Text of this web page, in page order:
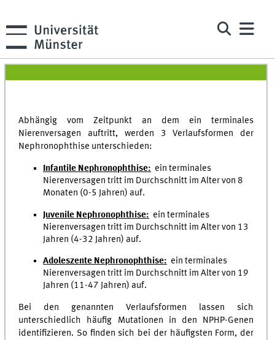
Abhängig vom Zeitpunkt an dem ein terminales
Nierenversagen auftritt, werden 3 Verlaufsformen der
Nephronophthise unterschieden:
Infantile Nephronophthise: ein terminales
Nierenversagen tritt im Durchschnitt im Alter von 8
Monaten (0-5 Jahren) auf.
Juvenile Nephronophthise: ein terminales
Nierenversagen tritt im Durchschnitt im Alter von 13
Jahren (4-32 Jahren) auf.
Adoleszente Nephronophthise: ein terminales
Nierenversagen tritt im Durchschnitt im Alter von 19
Jahren (11-47 Jahren) auf.
Bei den genannten Verlaufsformen lassen sich
unterschiedlich häufig Mutationen in den NPHP-Genen
identifizieren. So finden sich bei der häufigsten Form, der